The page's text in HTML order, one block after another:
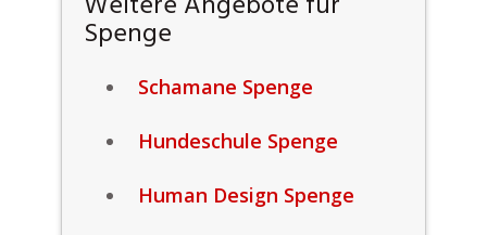
Spenge
Schamane Spenge
Hundeschule Spenge
Human Design Spenge